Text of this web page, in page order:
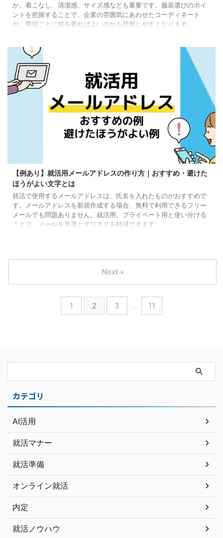
か、着こなし、清潔感、サイズ感なども重要です。服装選びのポイ
ントを把握することで、企業の雰囲気にあわせたコーディネート
や、季節ごとに何を着ればよいのかも把握しやすくなります。
【例あり】就活用メールアドレスの作り方｜おすすめ・避けた
ほうがよい文字とは
就活で使用するメールアドレスは、氏名を入れたものがおすすめで
す。メールアドレスを新規作成する場合、無料で利用できるフリー
メールでも問題ありません。就活用、プライベート用と使い分ける
ことで、メールを見落とすリスクを軽減できます。
1 2 3 … 11
Next »
カテゴリ
AI活用
就活マナー
就活準備
オンライン就活
内定
就活ノウハウ